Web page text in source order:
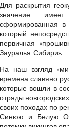
Для раскрытия
значение
сформированная в
который
первичная
Зауралья-Сибири».
На наш взгляд
времена славяно-
которые вошли в
отряды
своих походах по
Синюю и Белую